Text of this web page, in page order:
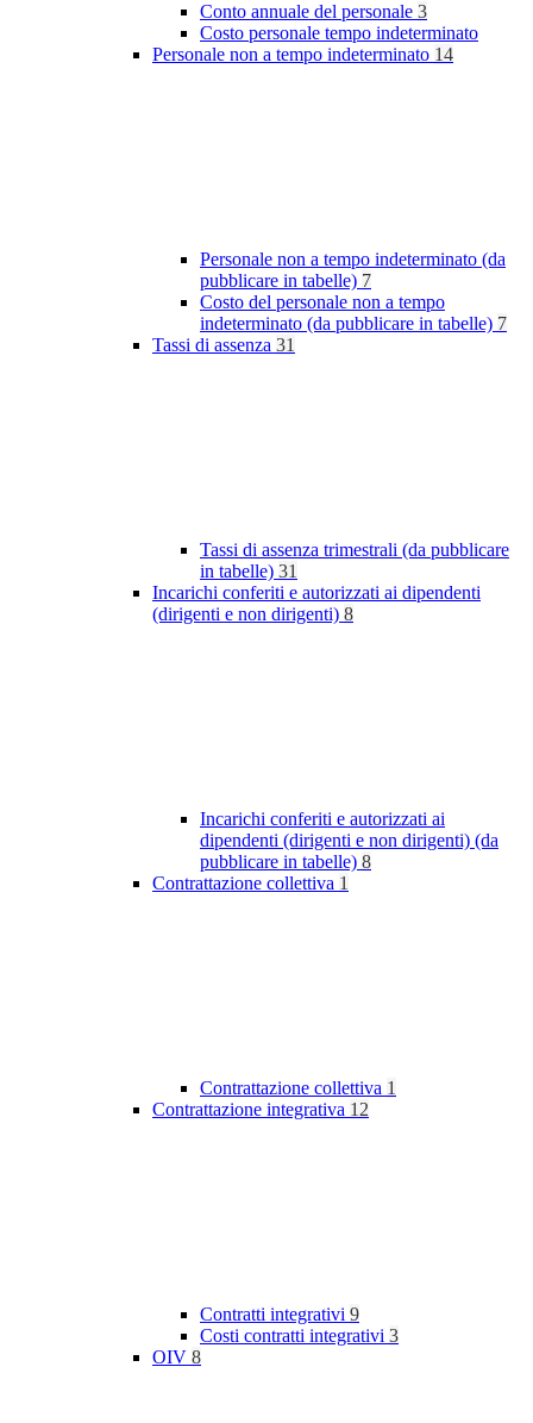
Conto annuale del personale 3
Costo personale tempo indeterminato
Personale non a tempo indeterminato 14
Personale non a tempo indeterminato (da
pubblicare in tabelle) 7
Costo del personale non a tempo
indeterminato (da pubblicare in tabelle) 7
Tassi di assenza 31
Tassi di assenza trimestrali (da pubblicare
in tabelle) 31
Incarichi conferiti e autorizzati ai dipendenti
(dirigenti e non dirigenti) 8
Incarichi conferiti e autorizzati ai
dipendenti (dirigenti e non dirigenti) (da
pubblicare in tabelle) 8
Contrattazione collettiva 1
Contrattazione collettiva 1
Contrattazione integrativa 12
Contratti integrativi 9
Costi contratti integrativi 3
OIV 8